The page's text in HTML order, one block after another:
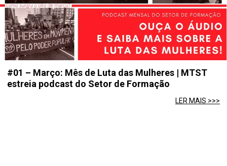
#01 – Março: Mês de Luta das Mulheres | MTST
estreia podcast do Setor de Formação
LER MAIS >>>